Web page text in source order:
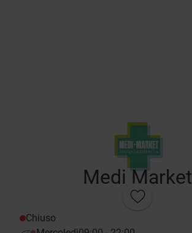
Medi Market
Chiuso